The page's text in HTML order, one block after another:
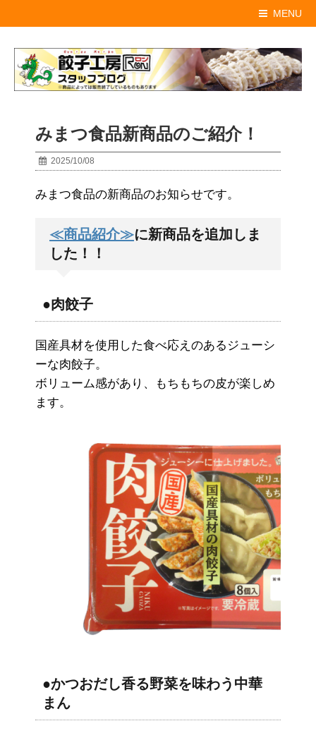
MENU
みまつ食品新商品のご紹介！
2025/10/08
みまつ食品の新商品のお知らせです。
≪商品紹介≫に新商品を追加しま
した！！
●肉餃子
国産具材を使用した食べ応えのあるジューシ
ーな肉餃子。
ボリューム感があり、もちもちの皮が楽しめ
ます。
●かつおだし香る野菜を味わう中華
まん